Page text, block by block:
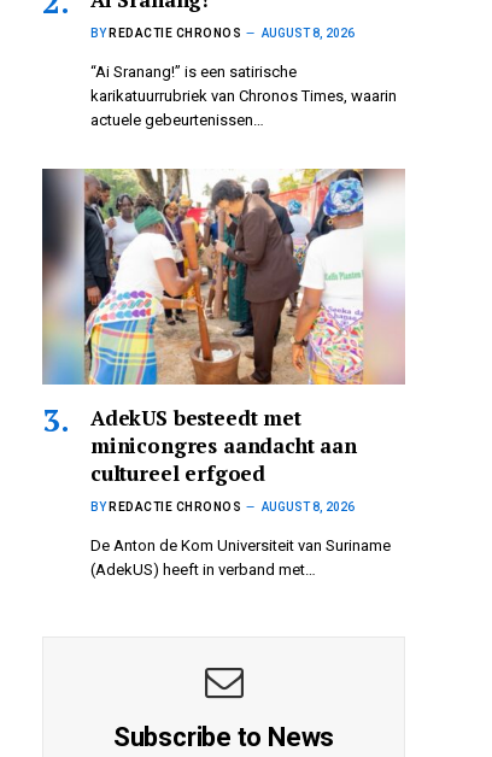
BY REDACTIE CHRONOS AUGUST 8, 2026
“Ai Sranang!” is een satirische
karikatuurrubriek van Chronos Times, waarin
actuele gebeurtenissen…
AdekUS besteedt met
minicongres aandacht aan
cultureel erfgoed
BY REDACTIE CHRONOS AUGUST 8, 2026
De Anton de Kom Universiteit van Suriname
(AdekUS) heeft in verband met…
Subscribe to News